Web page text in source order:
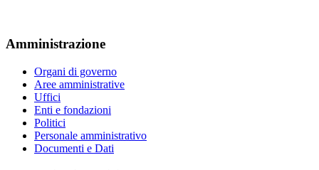
Amministrazione
Organi di governo
Aree amministrative
Uffici
Enti e fondazioni
Politici
Personale amministrativo
Documenti e Dati